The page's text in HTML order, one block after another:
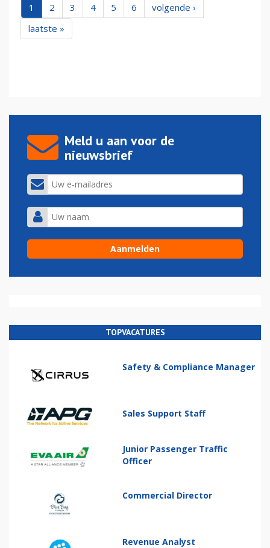
1 2 3 4 5 6
volgende ›
laatste »
Meld u aan voor de
nieuwsbrief
TOPVACATURES
Safety & Compliance Manager
Sales Support Staff
Junior Passenger Traffic
Officer
Commercial Director
Revenue Analyst